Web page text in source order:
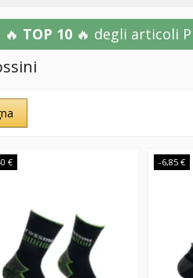
TOP 10🔥 degli articoli
€ -6,85 €